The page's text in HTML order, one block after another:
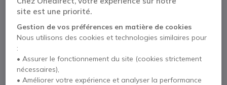
Réf. produit: POSTX30TC8MAINPP3Y // Réf. fournisseur: P86260312
Un service de maintenance professionnel exclusif
au kit Poly Studio X30 + TC8.
501,95 €
Qté
site est une priorité.
Gestion de vos préférences en matière de cookies
Nous utilisons des cookies et technologies similaires pour
:
• Assurer le fonctionnement du site (cookies strictement
nécessaires),
• Améliorer votre expérience et analyser la performance